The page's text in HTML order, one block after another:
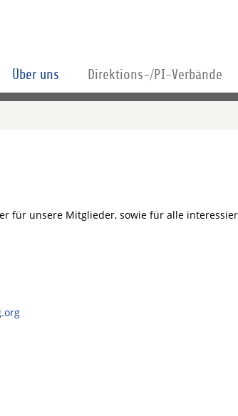
Über uns Direktions-/PI-Verbände
für unsere Mitglieder, sowie für alle